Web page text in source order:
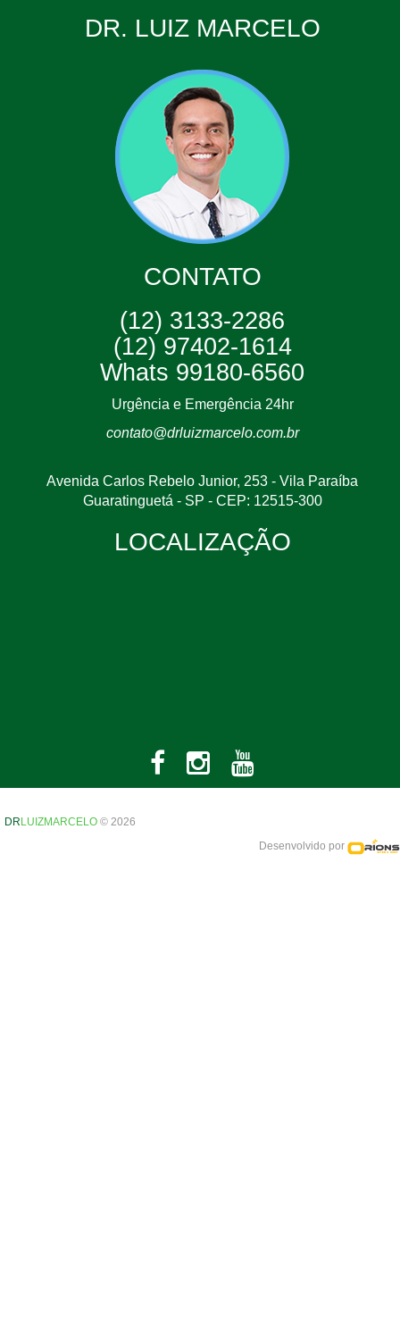
DR. LUIZ MARCELO
CONTATO
(12) 3133-2286
(12) 97402-1614
Whats 99180-6560
Urgência e Emergência 24hr
contato@drluizmarcelo.com.br
Avenida Carlos Rebelo Junior, 253 - Vila Paraíba
Guaratinguetá - SP - CEP: 12515-300
LOCALIZAÇÃO
DR LUIZMARCELO © 2026
Desenvolvido por